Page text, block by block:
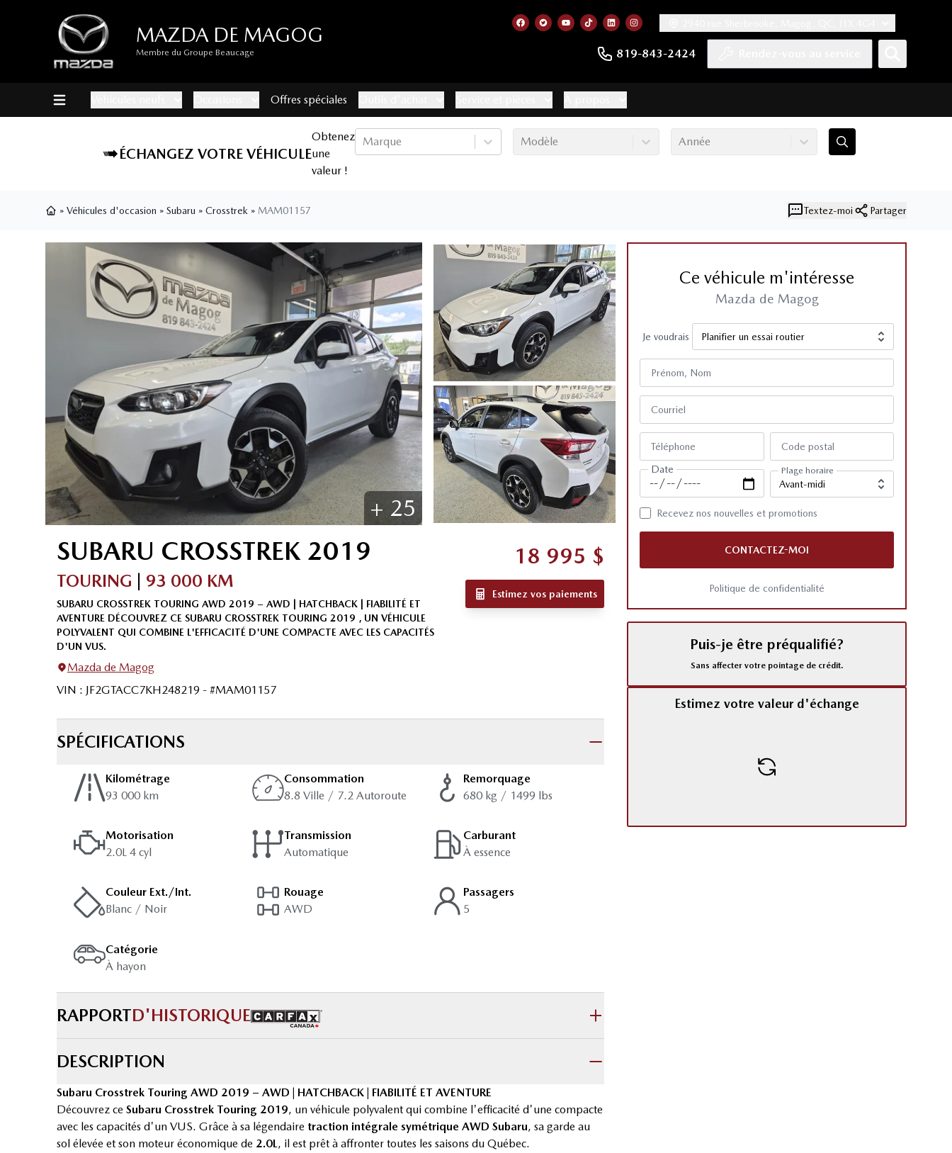
MAZDA DE MAGOG
Membre du Groupe Beaucage 819-843-2424
Lien vers notre page facebook
Lien vers notre compte Twitter
Lien vers notre chaîne YouTube
Lien vers notre compte Tiktok
Lien vers notre compte LinkedIn
Lien vers notre compte Instagram
Offres spéciales
ÉCHANGEZ VOTRE VÉHICULE
Obtenez
une
valeur !
Marque Modèle Année
» Véhicules d'occasion » Subaru » Crosstrek » MAM01157 Textez-moi Partager
+ 25
SUBARU CROSSTREK2019
TOURING 93 000 KM
SUBARU CROSSTREK TOURING AWD 2019 – AWD | HATCHBACK | FIABILITÉ ET
AVENTURE DÉCOUVREZ CE SUBARU CROSSTREK TOURING 2019 , UN VÉHICULE
POLYVALENT QUI COMBINE L'EFFICACITÉ D'UNE COMPACTE AVEC LES CAPACITÉS
D'UN VUS.
Mazda de Magog
VIN : JF2GTACC7KH248219 - #MAM01157
18 995 $
Estimez vos paiements
SPÉCIFICATIONS
Kilométrage
93 000 km
Consommation
8.8 Ville / 7.2 Autoroute
Remorquage
680 kg / 1499 lbs
Motorisation
2.0L 4 cyl
Transmission
Automatique
Carburant
À essence
Couleur Ext./Int.
Blanc / Noir
Rouage
AWD
Passagers
5
Catégorie
À hayon
RAPPORTD'HISTORIQUE
DESCRIPTION
Subaru Crosstrek Touring AWD 2019 – AWD | HATCHBACK | FIABILITÉ ET AVENTURE
Découvrez ce Subaru Crosstrek Touring 2019, un véhicule polyvalent qui combine l'efficacité d'une compacte
avec les capacités d'un VUS. Grâce à sa légendaire traction intégrale symétrique AWD Subaru, sa garde au
sol élevée et son moteur économique de 2.0L, il est prêt à affronter toutes les saisons du Québec.
Ce véhicule m'intéresse
Mazda de Magog
Je voudrais
Prénom, Nom
Courriel
Téléphone
Code postal
Date
Plage horaire
Recevez nos nouvelles et promotions
CONTACTEZ-MOI
Politique de confidentialité
Puis-je être préqualifié?
Sans affecter votre pointage de crédit.
Estimez votre valeur d'échange